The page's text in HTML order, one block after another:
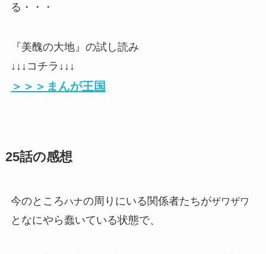
る・・・
『美醜の大地』の試し読み
↓↓↓コチラ↓↓↓
＞＞＞まんが王国
25話の感想
今のところハナの周りにいる関係者たちがザワザワ
となにやら蠢いている状態で、